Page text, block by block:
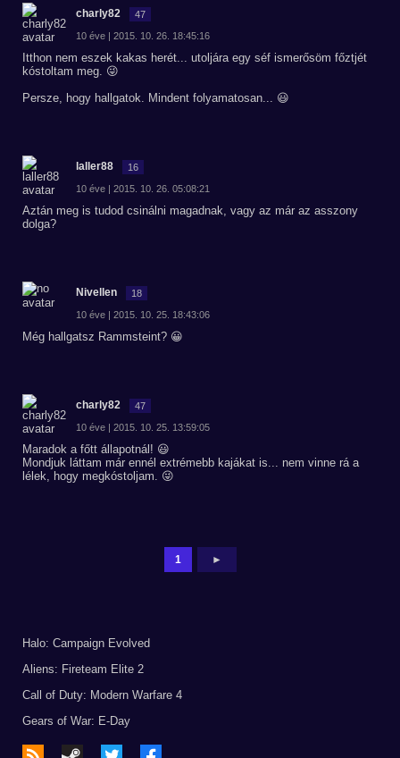
charly82 47
10 éve | 2015. 10. 26. 18:45:16
Itthon nem eszek kakas herét... utoljára egy séf ismerősöm főztjét
kóstoltam meg. 😜
Persze, hogy hallgatok. Mindent folyamatosan... 😃
laller88 16
10 éve | 2015. 10. 26. 05:08:21
Aztán meg is tudod csinálni magadnak, vagy az már az asszony
dolga?
Nivellen 18
10 éve | 2015. 10. 25. 18:43:06
Még hallgatsz Rammsteint? 😀
charly82 47
10 éve | 2015. 10. 25. 13:59:05
Maradok a főtt állapotnál! 😃
Mondjuk láttam már ennél extrémebb kajákat is... nem vinne rá a
lélek, hogy megkóstoljam. 😜
1 ►
Halo: Campaign Evolved
Aliens: Fireteam Elite 2
Call of Duty: Modern Warfare 4
Gears of War: E-Day